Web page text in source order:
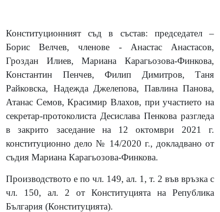
Конституционният съд в състав: председател –
Борис Велчев, членове - Анастас Анастасов,
Гроздан Илиев, Мариана Карагьозова-Финкова,
Константин Пенчев, Филип Димитров, Таня
Райковска, Надежда Джелепова, Павлина Панова,
Атанас Семов, Красимир Влахов, при участието на
секретар-протоколиста Десислава Пенкова разгледа
в закрито заседание на 12 октомври 2021 г.
конституционно дело № 14/2020 г., докладвано от
съдия Мариана Карагьозова-Финкова.
Производството е по чл. 149, ал. 1, т. 2 във връзка с
чл. 150, ал. 2 от Конституцията на Република
България (Конституцията).